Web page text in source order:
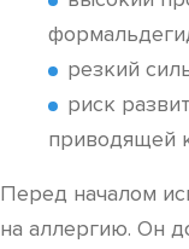
резкий
риск
приводящей
Перед началом
на аллергию. Он